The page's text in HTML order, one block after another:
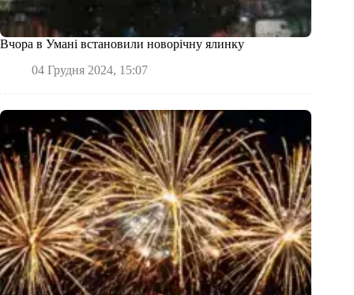
Вчора в Умані встановили новорічну ялинку
04 Грудня 2024, 15:07